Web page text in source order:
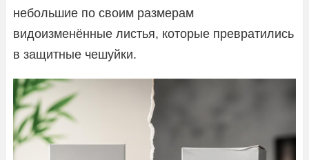
небольшие по своим размерам
видоизменённые листья, которые превратились
в защитные чешуйки.